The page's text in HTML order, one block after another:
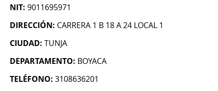
NIT: 9011695971
DIRECCIÓN: CARRERA 1 B 18 A 24 LOCAL 1
CIUDAD: TUNJA
DEPARTAMENTO: BOYACA
TELÉFONO: 3108636201